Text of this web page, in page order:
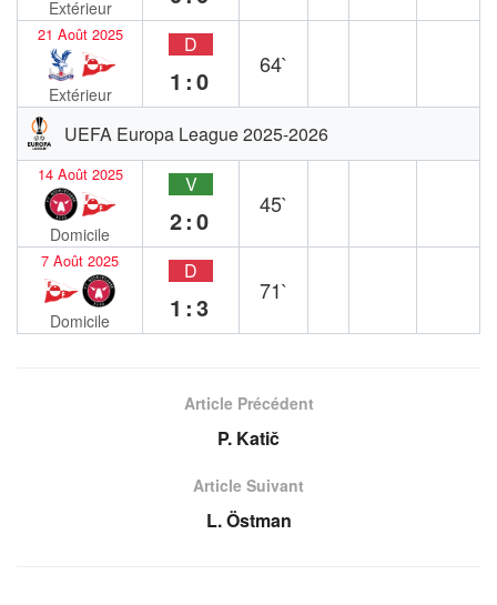
Extérieur
21 Août 2025
Extérieur
D
1:0
64`
UEFA Europa League 2025-2026
14 Août 2025
Domicile
V
2:0
45`
7 Août 2025
Domicile
D
1:3
71`
Article Précédent
P. Katič
Article Suivant
L. Östman